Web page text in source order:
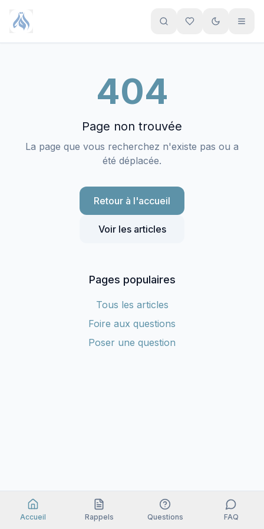
404
Page non trouvée
La page que vous recherchez n'existe pas ou a
été déplacée.
Retour à l'accueil
Voir les articles
Pages populaires
Tous les articles
Foire aux questions
Poser une question
Accueil Rappels Questions FAQ